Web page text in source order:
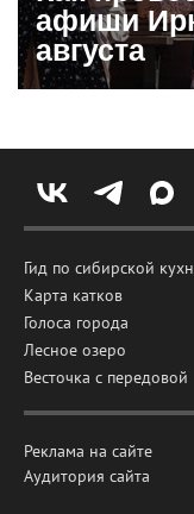
афиши
августа
Гид по сибирской
Карта катков
Голоса города
Лесное озеро
Весточка с передовой
Реклама на сайте
Аудитория сайта